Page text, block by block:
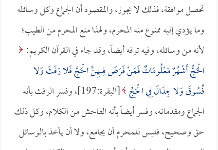
تحصل موافقة، فذلك لا يجوز، والمقصود أن الجماع وكل وسائله
وما يؤدي إليه ممنوع منه المحرم، ولهذا منع المحرم من الطيب؛
لأنه من وسائله، وفيه ترفه أيضاً، وقد جاء في القرآن الكريم:
الْحَجُّ أَشْهُرٌ مَعْلُومَاتٌ فَمَنْ فَرَضَ فِيهِنَّ الْحَجَّ فَلا رَفَثَ وَلا
فُسُوقَ وَلا جِدَالَ فِي الْحَجِّ
[البقرة:197]، وفسر الرفث بأنه
الجماع ومقدماته، وفسر أيضاً بأنه الفاحش من الكلام، وكل ذلك
حق وصحيح، فليس للمحرم أن يجامع، ولا أن يأخذ بالوسائل